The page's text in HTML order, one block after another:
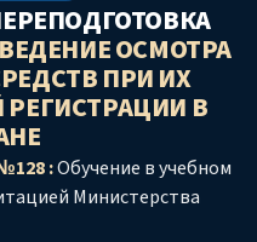
ОСМОТРА
ПРИ ИХ
РЕГИСТРАЦИИ В
:Обучение в учебном
Министерства